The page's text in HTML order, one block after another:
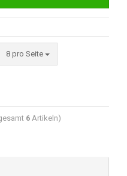
8 pro Seite
6 Artikeln)